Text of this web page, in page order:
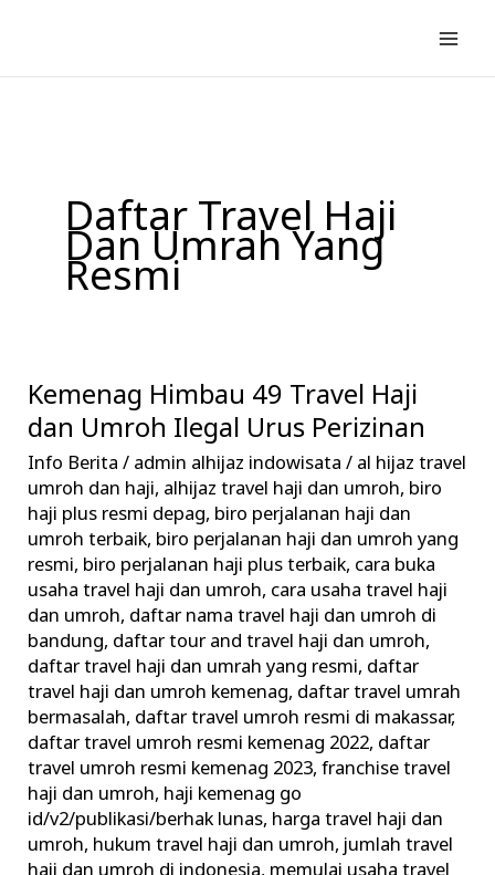
konten
Daftar Travel Haji
Dan Umrah Yang
Resmi
Kemenag Himbau 49 Travel Haji
dan Umroh Ilegal Urus Perizinan
Info Berita / admin alhijaz indowisata/ al hijaz travel
umroh dan haji, alhijaz travel haji dan umroh, biro
haji plus resmi depag, biro perjalanan haji dan
umroh terbaik, biro perjalanan haji dan umroh yang
resmi, biro perjalanan haji plus terbaik, cara buka
usaha travel haji dan umroh, cara usaha travel haji
dan umroh, daftar nama travel haji dan umroh di
bandung, daftar tour and travel haji dan umroh,
daftar travel haji dan umrah yang resmi, daftar
travel haji dan umroh kemenag, daftar travel umrah
bermasalah, daftar travel umroh resmi di makassar,
daftar travel umroh resmi kemenag 2022, daftar
travel umroh resmi kemenag 2023,franchise travel
haji dan umroh, haji kemenag go
id/v2/publikasi/berhak lunas, harga travel haji dan
umroh, hukum travel haji dan umroh, jumlah travel
Kemenag
Himbau
49
Travel
Haji
dan
Umroh
Ilegal
Urus
Perizinan